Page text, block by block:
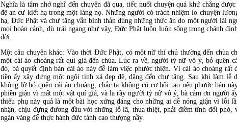
Nghĩa là tâm nhớ nghĩ đến chuyện đã qua, tiếc nuối chuyện quá khứ chẳng
đệ an cư kiết hạ trong một làng nọ. Những người có trách nhiệm lo chuyện
hạ, Đức Phật và chư tăng vẫn bình thản dùng những thức ăn do một người lái
mọi hoàn cảnh, dù trái ngang như vậy, Đức Phật luôn luôn sống trong chánh
đời.
Một câu chuyện khác: Vào thời Đức Phật, có một nữ thí chủ thường đến chùa
một cái áo choàng rất quí giá đến chùa. Lúc ra về, người tỳ nữ vô ý, bỏ quên
đó, bà quyết định bán cái áo này để làm việc phước thiện. Vì cái áo choàng
tiền ấy xây dựng một ngôi tịnh xá đẹp đẽ, dâng đến chư tăng. Sau khi làm
không lỡ bỏ quên cái áo choàng, chắc ta không có cơ hội tạo nên phước báu
phiền giận vì mất một vật quí giá, và la rầy người tỳ nữ vô ý, bà cám ơn người
thiếu phụ này quả là một bài học xứng đáng cho những ai dễ nóng giận vì lỗi
nhận, chịu đựng đương đầu với những lỗ lã, thua thiệt, phải điềm tĩnh đối phó,
ngàn vàng để thực hành đức tánh cao thượng nầy.